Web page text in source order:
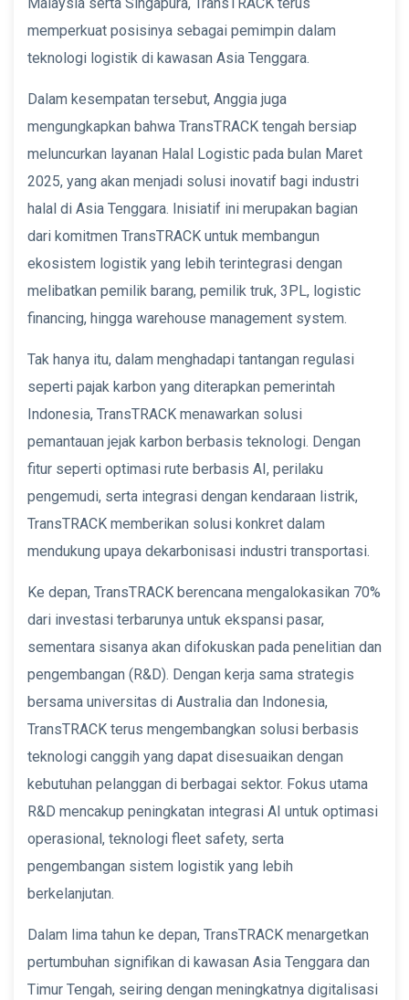
memperkuat posisinya sebagai pemimpin dalam
teknologi logistik di kawasan Asia Tenggara.
Dalam kesempatan tersebut, Anggia juga
mengungkapkan bahwa TransTRACK tengah bersiap
meluncurkan layanan Halal Logistic pada bulan Maret
2025, yang akan menjadi solusi inovatif bagi industri
halal di Asia Tenggara. Inisiatif ini merupakan bagian
dari komitmen TransTRACK untuk membangun
ekosistem logistik yang lebih terintegrasi dengan
melibatkan pemilik barang, pemilik truk, 3PL, logistic
financing, hingga warehouse management system.
Tak hanya itu, dalam menghadapi tantangan regulasi
seperti pajak karbon yang diterapkan pemerintah
Indonesia, TransTRACK menawarkan solusi
pemantauan jejak karbon berbasis teknologi. Dengan
fitur seperti optimasi rute berbasis AI, perilaku
pengemudi, serta integrasi dengan kendaraan listrik,
TransTRACK memberikan solusi konkret dalam
mendukung upaya dekarbonisasi industri transportasi.
Ke depan, TransTRACK berencana mengalokasikan 70%
dari investasi terbarunya untuk ekspansi pasar,
sementara sisanya akan difokuskan pada penelitian dan
pengembangan (R&D). Dengan kerja sama strategis
bersama universitas di Australia dan Indonesia,
TransTRACK terus mengembangkan solusi berbasis
teknologi canggih yang dapat disesuaikan dengan
kebutuhan pelanggan di berbagai sektor. Fokus utama
R&D mencakup peningkatan integrasi AI untuk optimasi
operasional, teknologi fleet safety, serta
pengembangan sistem logistik yang lebih
berkelanjutan.
Dalam lima tahun ke depan, TransTRACK menargetkan
pertumbuhan signifikan di kawasan Asia Tenggara dan
Timur Tengah, seiring dengan meningkatnya digitalisasi